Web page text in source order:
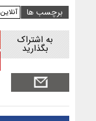
برچسب ها
آنلاین
به اشتراک
بگذارید